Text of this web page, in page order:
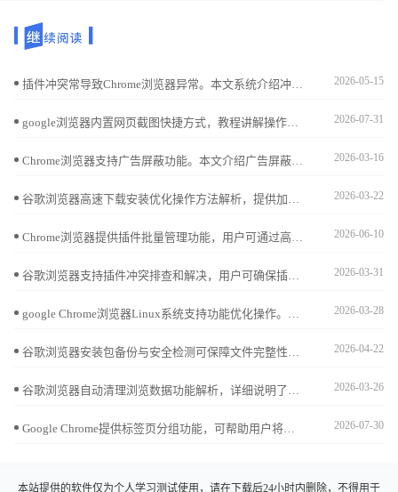
插件冲突常导致Chrome浏览器异常。本文系统介绍冲突检测和解决方案，帮助用户快速定位并修复问题，保障浏览器稳定流畅。 2026-05-15
google浏览器内置网页截图快捷方式，教程讲解操作方法与应用场景，帮助用户快速保存所需内容，用于学习、分享或资料整理，提升使用效率。 2026-07-31
Chrome浏览器支持广告屏蔽功能。本文介绍广告屏蔽设置方法及优质插件推荐，帮助用户过滤广告，获得更纯净的浏览环境。 2026-03-16
谷歌浏览器高速下载安装优化操作方法解析，提供加速策略和安装优化技巧，让用户快速完成浏览器部署。 2026-03-22
Chrome浏览器提供插件批量管理功能，用户可通过高效安装与卸载方法优化扩展使用，保持浏览器性能流畅稳定。 2026-06-10
谷歌浏览器支持插件冲突排查和解决，用户可确保插件兼容性，提高浏览器稳定性和操作效率。 2026-03-31
google Chrome浏览器Linux系统支持功能优化操作。文章讲解插件管理、系统调节及操作方法，中间部分说明如何提升浏览器响应速度，实现高效使用。 2026-03-28
谷歌浏览器安装包备份与安全检测可保障文件完整性。文章提供操作方案，帮助用户安全管理和恢复安装包。 2026-04-22
谷歌浏览器自动清理浏览数据功能解析，详细说明了该功能如何自动清除缓存和历史记录，有效降低隐私泄露风险，提升浏览器安全性能和使用体验。 2026-03-26
Google Chrome提供标签页分组功能，可帮助用户将多个网页按主题分类，便于集中管理与切换，极大提高办公和学习的浏览效率。 2026-07-30
本站提供的软件仅为个人学习测试使用，请在下载后24小时内删除，不得用于